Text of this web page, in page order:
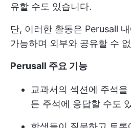
유할 수도 있습니다.
단, 이러한 활동은 Perusall
가능하며 외부와 공유할 수
Perusall 주요 기능
교과서의 섹션에 주석
든 주석에 응답할 수도